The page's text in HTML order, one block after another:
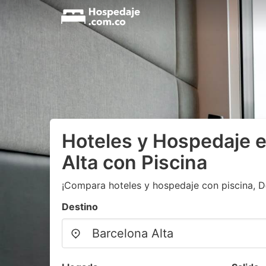
Hoteles y Hospedaje
Alta con Piscina
¡Compara hoteles y hospedaje con piscina,
Destino